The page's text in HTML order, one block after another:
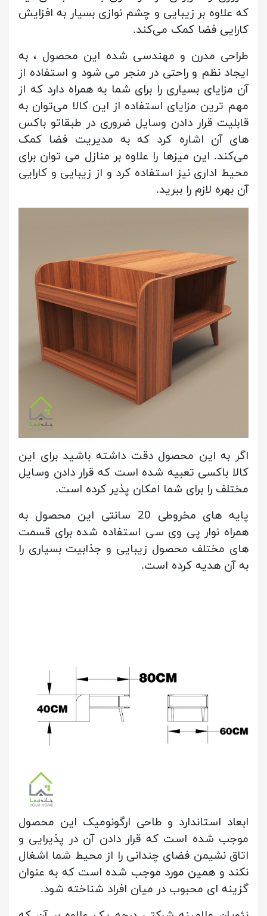
که علاوه بر زیبایی و چشم نوازی بسیار به افزایش
کارایی فضا کمک می‌کند.
طراحی‌ مدرن و مهندسی شده این محصول ، به
ایجاد نظم و راحتی در منجر می شود و استفاده از
آن مزایای بسیاری را برای شما به همراه دارد که از
مهم ترین مزایای استفاده از این کالا می‌توان به
قابلیت قرار دادن وسایل ضروری در طبقاتو باکس
های آن اشاره کرد که به مدیریت فضا کمک
می‌کند. این میزها را علاوه بر منازل می توان برای
محیط اداری نیز استفاده کرد و از زیبایی و کارایی
آن بهره لازم را ببرید.
اگر به این محصول دقت داشته باشید برای این
کالا باکسی تعبیه شده است که قرار دادن وسایل
مختلف را برای شما امکان پذیر کرده است.
پایه های مخروطی 20 سانتی این محصول به
همراه نوار پی وی سی استفاده شده برای قسمت
های مختلف محصول زیبایی و جذابیت بسیاری را
به آن هدیه کرده است.
ابعاد استاندارد و طاحی ارگونومیک این محصول
موجب شده است که قرار دادن آن در پذیرایی و
اتاق نشیمن فضای چندانی را از محیط شما اشغال
نکند و همین مورد موجب شده است که به عنوان
گزینه ای محبوب در میان افراد شناخته شود.